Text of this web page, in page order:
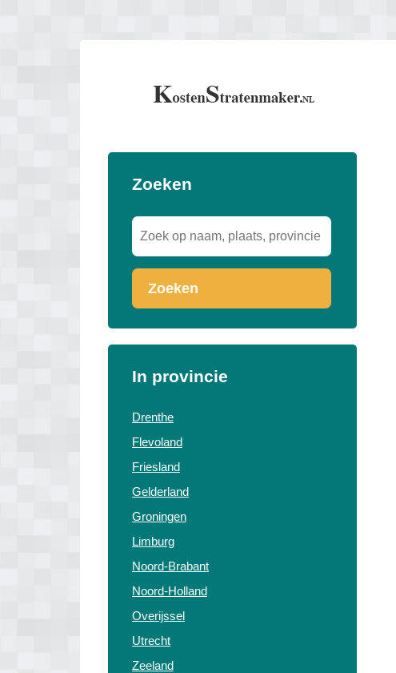
Zoeken
Zoeken
In provincie
Drenthe
Flevoland
Friesland
Gelderland
Groningen
Limburg
Noord-Brabant
Noord-Holland
Overijssel
Utrecht
Zeeland